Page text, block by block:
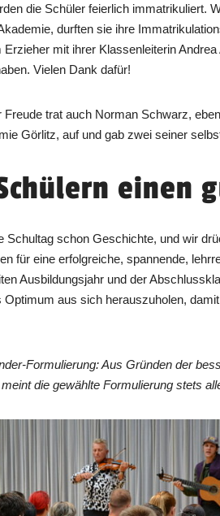
die Schüler feierlich immatrikuliert.
durften sie ihre
Erzieher mit ihrer Klassenleiterin
Vielen Dank dafür!
Freude trat auch Norman Schwarz,
Görlitz, auf und gab zwei seiner
einen
Schultag schon Geschichte, und wir
für eine erfolgreiche, spannende,
Ausbildungsjahr und der
Optimum aus sich herauszuholen,
Formulierung: Aus Gründen der
die gewählte Formulierung stets